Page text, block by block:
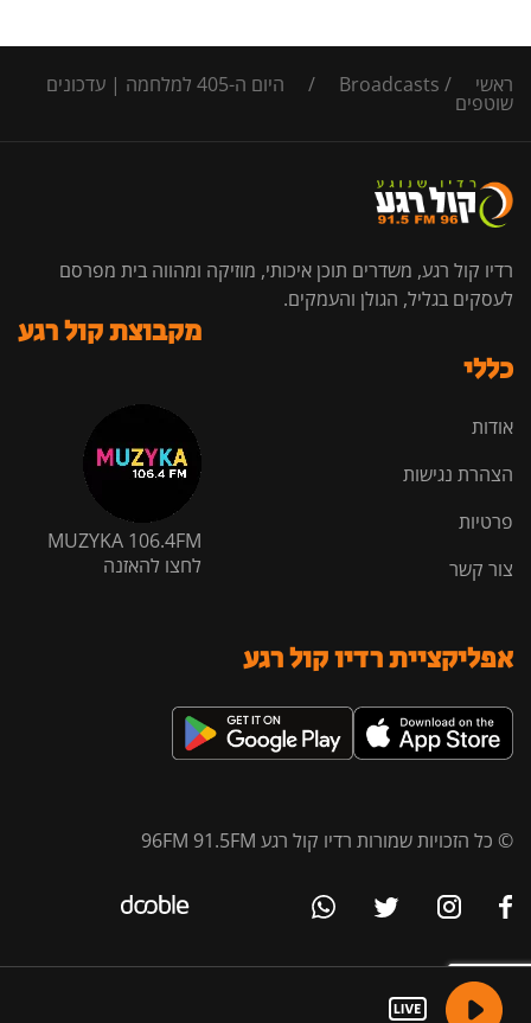
ראשי /
Broadcasts
/ היום ה-405 למלחמה | עדכונים
שוטפים
רדיו קול רגע, משדרים תוכן איכותי, מוזיקה ומהווה בית מפרסם
לעסקים בגליל, הגולן והעמקים.
כללי
אודות
הצהרת נגישות
פרטיות
צור קשר
מקבוצת קול רגע
MUZYKA 106.4FM
לחצו להאזנה
אפליקציית רדיו קול רגע
© כל הזכויות שמורות רדיו קול רגע 96FM 91.5FM